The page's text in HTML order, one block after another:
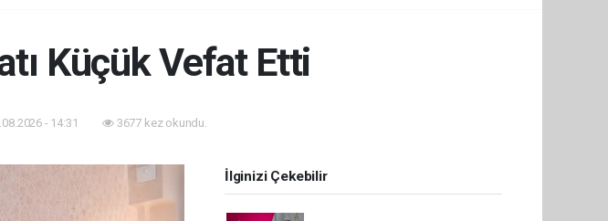
Küçük Vefat Etti
- 14:31 3677 kez okundu.
İlginizi Çekebilir